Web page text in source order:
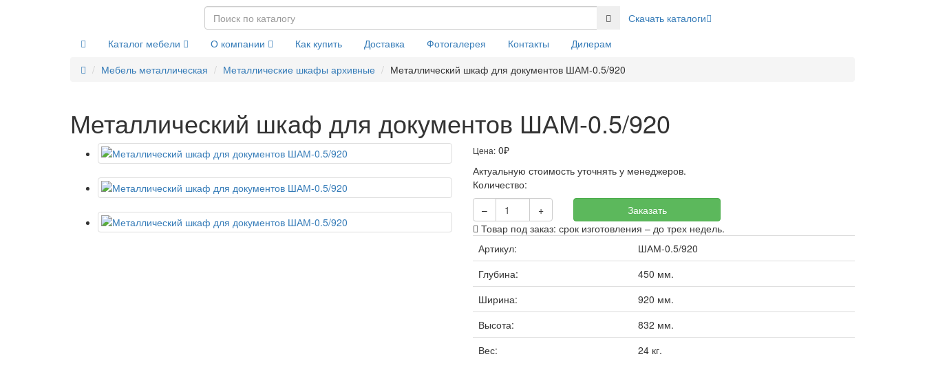
Скачать каталоги
Каталог мебели
О компании Как купить Доставка Фотогалерея Контакты
Дилерам
Мебель металлическая
Металлические шкафы архивные Металлический шкаф для документов ШАМ-0.5/920
Металлический шкаф для документов ШАМ-0.5/920
Цена: 0₽
Актуальную стоимость уточнять у менеджеров.
Количество:
–
+
Заказать
Товар под заказ: срок изготовления – до трех недель.
Артикул:
ШАМ-0.5/920
Глубина:
450 мм.
Ширина:
920 мм.
Высота:
832 мм.
Вес:
24 кг.